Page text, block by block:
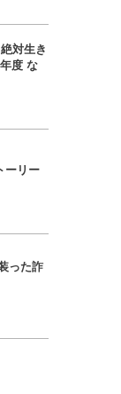
対生き
度 な
ーリー
った詐